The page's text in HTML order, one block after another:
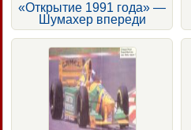
«Открытие 1991 года» —
Шумахер впереди